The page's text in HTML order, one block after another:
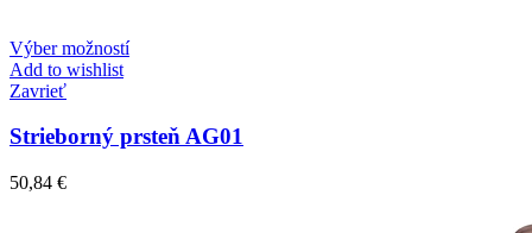
Výber možností
Add to wishlist
Zavrieť
Strieborný prsteň AG01
50,84 €